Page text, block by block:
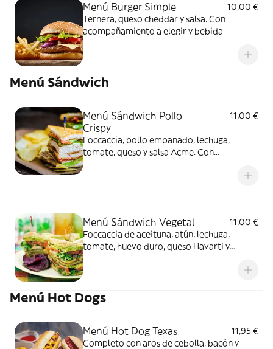
Menú Burger Simple
10,00 €
Ternera, queso cheddar y salsa. Con
acompañamiento a elegir y bebida
Menú Sándwich
Menú Sándwich Pollo
Crispy
11,00 €
Foccaccia, pollo empanado, lechuga,
tomate, queso y salsa Acme. Con
Menú Sándwich Vegetal
11,00 €
Foccaccia de aceituna, atún, lechuga,
tomate, huevo duro, queso Havarti y
Menú Hot Dogs
Menú Hot Dog Texas
11,95 €
Completo con aros de cebolla, bacón y